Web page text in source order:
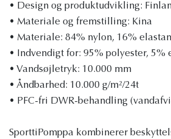
• Design og produktudvikling:
• Materiale og fremstilling: Kina
• Materiale: 84% nylon, 16% elastan
• Indvendigt for: 95% polyester, 5%
• Vandsøjletryk: 10.000 mm
• Åndbarhed: 10.000 g/m²/24t
• PFC-fri DWR-behandling
SporttiPomppa kombinerer